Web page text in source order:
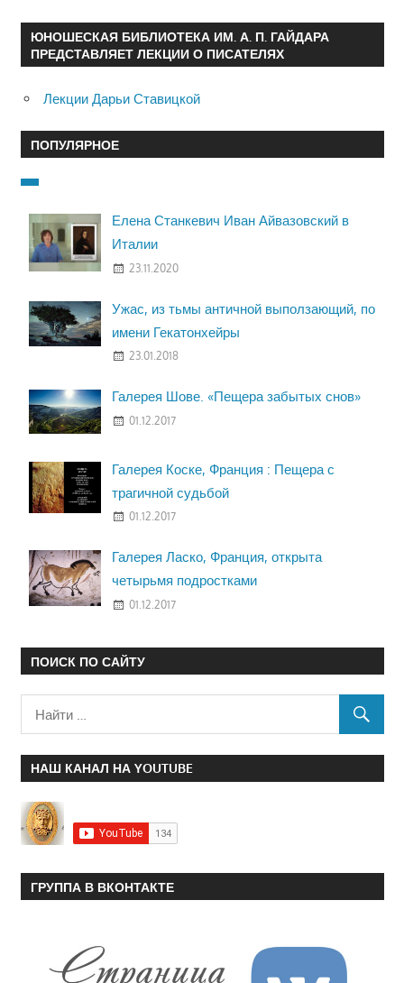
ЮНОШЕСКАЯ БИБЛИОТЕКА ИМ. А. П. ГАЙДАРА
ПРЕДСТАВЛЯЕТ ЛЕКЦИИ О ПИСАТЕЛЯХ
Лекции Дарьи Ставицкой
ПОПУЛЯРНОЕ
Елена Станкевич Иван Айвазовский в
Италии
23.11.2020
Ужас, из тьмы античной выползающий, по
имени Гекатонхейры
23.01.2018
Галерея Шове. «Пещера забытых снов»
01.12.2017
Галерея Коске, Франция : Пещера с
трагичной судьбой
01.12.2017
Галерея Ласко, Франция, открыта
четырьмя подростками
01.12.2017
ПОИСК ПО САЙТУ
НАШ КАНАЛ НА YOUTUBE
ГРУППА В ВКОНТАКТЕ